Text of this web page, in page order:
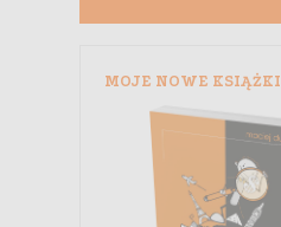
MOJE NOWE